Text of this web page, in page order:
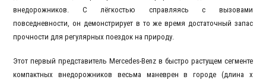
внедорожников. С лёгкостью справляясь с вызовами
повседневности, он демонстрирует в то же время достаточный запас
прочности для регулярных поездок на природу.
Этот первый представитель Mercedes-Benz в быстро растущем сегменте
компактных внедорожников весьма маневрен в городе (длина x